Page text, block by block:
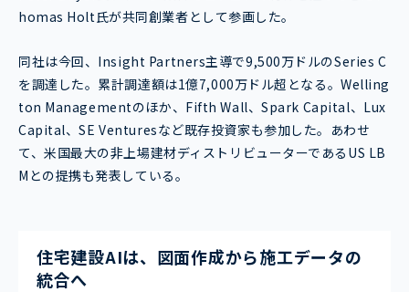
homas Holt氏が共同創業者として参画した。
同社は今回、Insight Partners主導で9,500万ドルのSeries C
を調達した。累計調達額は1億7,000万ドル超となる。Welling
ton Managementのほか、Fifth Wall、Spark Capital、Lux
Capital、SE Venturesなど既存投資家も参加した。あわせ
て、米国最大の非上場建材ディストリビューターであるUS LB
Mとの提携も発表している。
住宅建設AIは、図面作成から施工データの
統合へ